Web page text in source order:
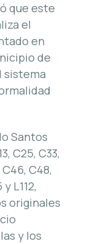
que este
el
en
de
sistema
Santos
C25, C33,
C46, C48,
L112,
originales
y los